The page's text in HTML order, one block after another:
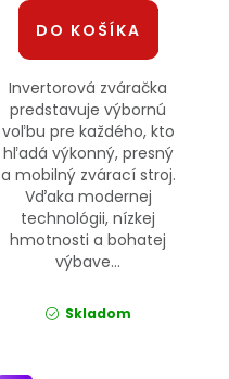
DO KOŠÍKA
Invertorová zváračka
predstavuje výbornú
voľbu pre každého, kto
hľadá výkonný, presný
a mobilný zvárací stroj.
Vďaka modernej
technológii, nízkej
hmotnosti a bohatej
výbave...
Skladom